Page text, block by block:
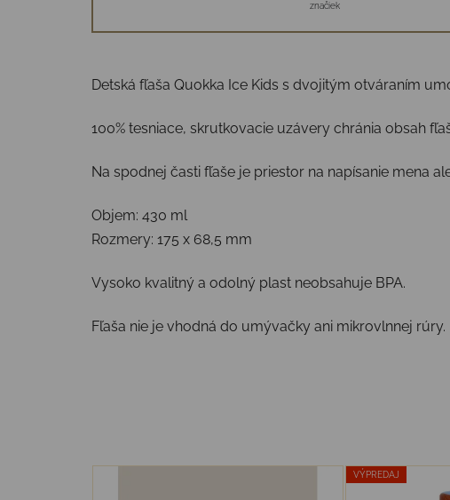
značiek
Detská fľaša Quokka Ice Kids s dvojitým otváraním
100% tesniace, skrutkovacie uzávery chránia obsah
Na spodnej časti fľaše je priestor na napísanie mena
Objem: 430 ml
Rozmery: 175 x 68,5 mm
Vysoko kvalitný a odolný plast neobsahuje BPA.
Fľaša nie je vhodná do umývačky ani mikrovlnnej rúry.
VÝPREDAJ